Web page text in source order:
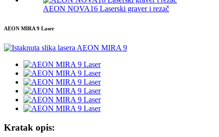
AEON NOVA16 Laserski graver i rezač
AEON MIRA 9 Laser
Kratak opis: